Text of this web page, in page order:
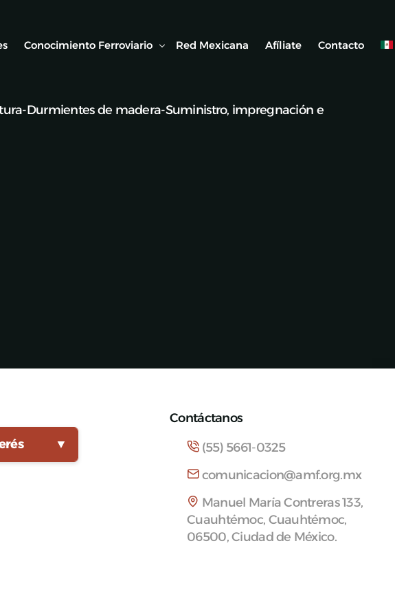
Conocimiento Ferroviario
Biblioteca Ferroviaria
Red Mexicana Afíliate Contacto
Durmientes de madera-Suministro, impregnación e
▼
Contáctanos
(55) 5661-0325
comunicacion@amf.org.mx
Manuel María Contreras 133,
Cuauhtémoc, Cuauhtémoc,
06500, Ciudad de México.